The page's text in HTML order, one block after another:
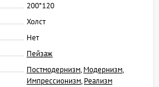
200*120
Холст
Нет
Пейзаж
Постмодернизм,Модернизм,
Импрессионизм,Реализм